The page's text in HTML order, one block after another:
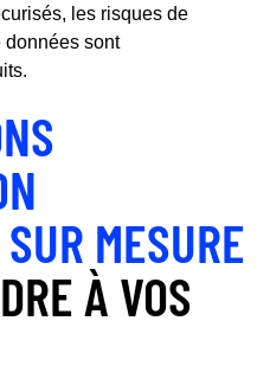
les risques de
données sont
MESURE
À VOS